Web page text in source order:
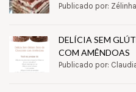
Publicado por: Zélinha
DELÍCIA SEM
COM AMÊNDOAS
Publicado por: